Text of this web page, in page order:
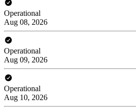
Operational
Aug 08, 2026
Operational
Aug 09, 2026
Operational
Aug 10, 2026